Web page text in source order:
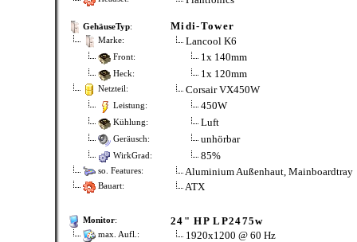
GehäuseTyp: Midi-Tower
Marke: Lancool K6
Front: 1x 140mm
Heck: 1x 120mm
Netzteil: Corsair VX450W
Leistung: 450W
Kühlung: Luft
Geräusch: unhörbar
WirkGrad: 85%
so. Features: Aluminium Außenhaut, Mainboardtray
Bauart: ATX
Monitor: 24" HP LP2475w
max. Aufl.: 1920x1200 @ 60 Hz